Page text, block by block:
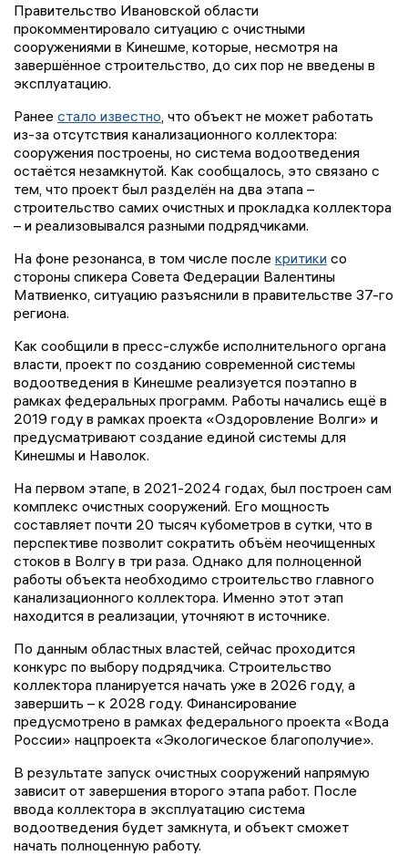
Правительство Ивановской области
прокомментировало ситуацию с очистными
сооружениями в Кинешме, которые, несмотря на
завершённое строительство, до сих пор не введены в
эксплуатацию.
Ранее стало известно, что объект не может работать
из-за отсутствия канализационного коллектора:
сооружения построены, но система водоотведения
остаётся незамкнутой. Как сообщалось, это связано с
тем, что проект был разделён на два этапа –
строительство самих очистных и прокладка коллектора
– и реализовывался разными подрядчиками.
На фоне резонанса, в том числе после критики со
стороны спикера Совета Федерации Валентины
Матвиенко, ситуацию разъяснили в правительстве 37-го
региона.
Как сообщили в пресс-службе исполнительного органа
власти, проект по созданию современной системы
водоотведения в Кинешме реализуется поэтапно в
рамках федеральных программ. Работы начались ещё в
2019 году в рамках проекта «Оздоровление Волги» и
предусматривают создание единой системы для
Кинешмы и Наволок.
На первом этапе, в 2021-2024 годах, был построен сам
комплекс очистных сооружений. Его мощность
составляет почти 20 тысяч кубометров в сутки, что в
перспективе позволит сократить объём неочищенных
стоков в Волгу в три раза. Однако для полноценной
работы объекта необходимо строительство главного
канализационного коллектора. Именно этот этап
находится в реализации, уточняют в источнике.
По данным областных властей, сейчас проходится
конкурс по выбору подрядчика. Строительство
коллектора планируется начать уже в 2026 году, а
завершить – к 2028 году. Финансирование
предусмотрено в рамках федерального проекта «Вода
России» нацпроекта «Экологическое благополучие».
В результате запуск очистных сооружений напрямую
зависит от завершения второго этапа работ. После
ввода коллектора в эксплуатацию система
водоотведения будет замкнута, и объект сможет
начать полноценную работу.